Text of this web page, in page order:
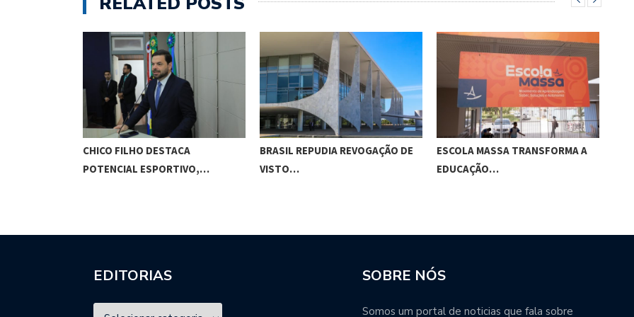
CHICO FILHO DESTACA
POTENCIAL ESPORTIVO,…
BRASIL REPUDIA REVOGAÇÃO DE
VISTO…
ESCOLA MASSA TRANSFORMA A
EDUCAÇÃO…
EDITORIAS SOBRE NÓS
Somos um portal de noticias que fala sobre